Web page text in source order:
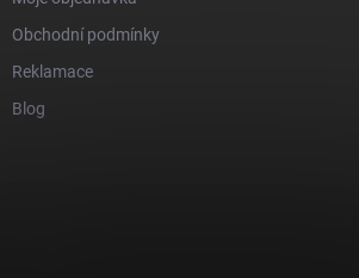
Obchodní podmínky
Reklamace
Blog